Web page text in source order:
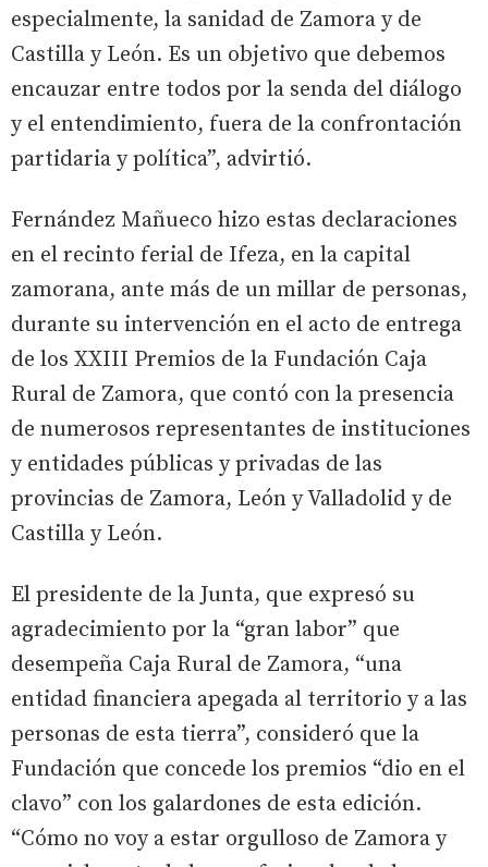
especialmente, la sanidad de Zamora y de
Castilla y León. Es un objetivo que debemos
encauzar entre todos por la senda del diálogo
y el entendimiento, fuera de la confrontación
partidaria y política”, advirtió.
Fernández Mañueco hizo estas declaraciones
en el recinto ferial de Ifeza, en la capital
zamorana, ante más de un millar de personas,
durante su intervención en el acto de entrega
de los XXIII Premios de la Fundación Caja
Rural de Zamora, que contó con la presencia
de numerosos representantes de instituciones
y entidades públicas y privadas de las
provincias de Zamora, León y Valladolid y de
Castilla y León.
El presidente de la Junta, que expresó su
agradecimiento por la “gran labor” que
desempeña Caja Rural de Zamora, “una
entidad financiera apegada al territorio y a las
personas de esta tierra”, consideró que la
Fundación que concede los premios “dio en el
clavo” con los galardones de esta edición.
“Cómo no voy a estar orgulloso de Zamora y